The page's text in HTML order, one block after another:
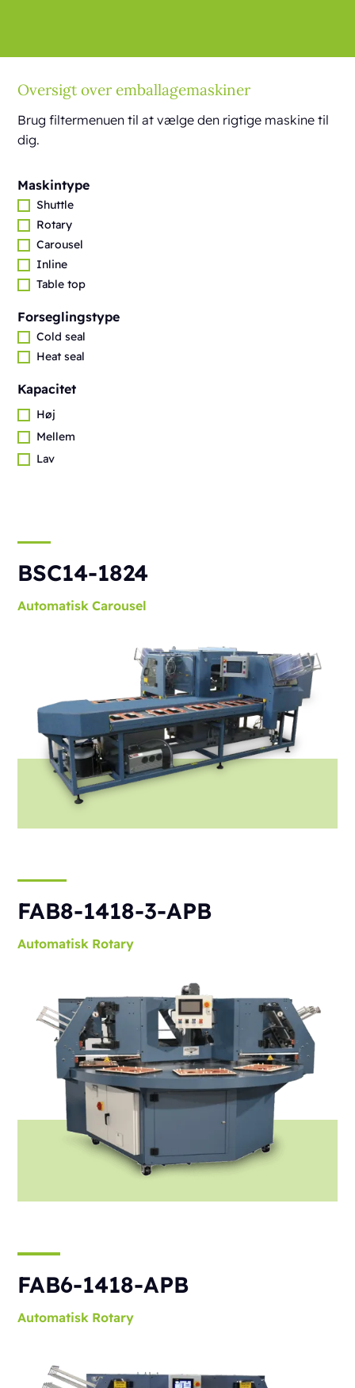
Oversigt over emballagemaskiner
Brug filtermenuen til at vælge den rigtige maskine til
dig.
Maskintype
Shuttle
Rotary
Carousel
Inline
Table top
Forseglingstype
Cold seal
Heat seal
Kapacitet
Høj
Mellem
Lav
BSC14-1824
Automatisk Carousel
FAB8-1418-3-APB
Automatisk Rotary
FAB6-1418-APB
Automatisk Rotary